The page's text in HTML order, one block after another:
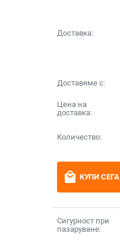
Доставка:
Доставяме с:
Цена на
доставка:
Количество:
local_mall КУПИ СЕГА
Сигурност при
пазаруване: